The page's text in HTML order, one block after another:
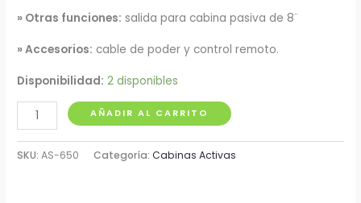
» Otras funciones: salida para cabina pasiva de 8¨
» Accesorios: cable de poder y control remoto.
Disponibilidad: 2 disponibles
Cabina
Activa
8"
AÑADIR AL CARRITO
SKU:AS-650 Categoría:Cabinas Activas